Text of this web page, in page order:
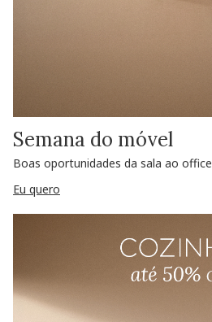
Semana do móvel
Boas oportunidades da sala ao office
Eu quero